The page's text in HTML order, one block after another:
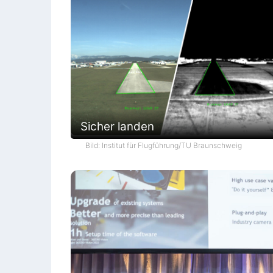
Sicher landen
Bild: Institut für Flugführung/TU Braunschweig